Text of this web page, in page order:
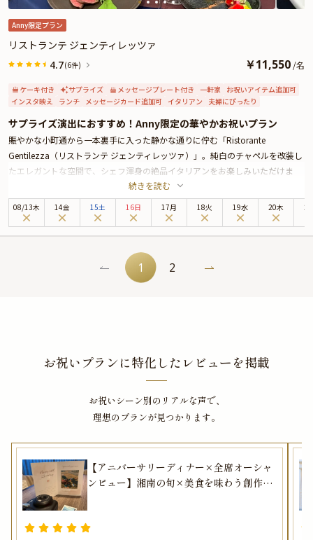
Anny限定プラン
リストランテ ジェンティレッツァ
4.7(6件) ￥11,550 /名
ケーキ付き サプライズ メッセージプレート付き 一軒家 お祝いアイテム追加可
インスタ映え
ランチ メッセージカード追加可 イタリアン 夫婦にぴったり
サプライズ演出におすすめ！Anny限定の華やかお祝いプラン
賑やかな小町通から一本裏手に入った静かな通りに佇む「Ristorante
Gentilezza（リストランテ ジェンティレッツァ）」。純白のチャペルを改装し
たエレガントな空間で、シェフ渾身の絶品イタリアンをお楽しみいただけま
本プランでは、野菜料理・スパゲッティ・お肉料理などをご堪能いただける
Annyお祝い体験オリジナルコースをご用意。ランチ＆ディナーどちらにも対応
ケーキが登場。スタッフによる記念撮影＆お写真プレゼントのサービスもご用
続きを読む
08/13木 14金 15土 16日 17月 18火 19水 20木
1 2
お祝いプランに特化したレビューを掲載
お祝いシーン別のリアルな声で、
理想のプランが見つかります。
【アニバーサリーディナー×全席オーシャ
ンビュー】湘南の旬×美食を味わう創作フ
に包まれて心に残るひとときを